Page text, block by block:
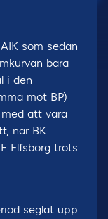
som sedan
bara
i den
mot BP)
att vara
när BK
Elfsborg trots
seglat upp